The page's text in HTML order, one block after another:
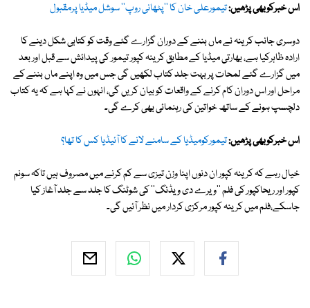
اس خبرکوبھی پڑھیں:تیمورعلی خان کا ''پٹھانی روپ'' سوشل میڈیا پرمقبول
دوسری جانب کرینہ نے ماں بننے کے دوران گزارے گئے وقت کو کتابی شکل دینے کا
ارادہ ظاہرکیا ہے، بھارتی میڈیا کے مطابق کرینہ کپور تیمور کی پیدائش سے قبل اور بعد
میں گزارے گئے لمحات پر بہت جلد کتاب لکھیں گی جس میں وہ اپنے ماں بننے کے
مراحل اور اس دوران کام کرنے کے واقعات کو بیان کریں گی، انہوں نے کہا ہے کہ یہ کتاب
دلچسپ ہونے کے ساتھ خواتین کی رہنمائی بھی کرے گی۔
اس خبرکوبھی پڑھیں:تیمورکومیڈیا کے سامنے لانے کا آئیڈیا کس کا تھا؟
خیال رہے کہ کرینہ کپور ان دنوں اپنا وزن تیزی سے کم کرنے میں مصروف ہیں تاکہ سونم
کپور اور ریحاکپور کی فلم ''ویرے دی ویڈنگ'' کی شوٹنگ کا جلد سے جلد آغاز کیا
جاسکے،فلم میں کرینہ کپور مرکزی کردار میں نظر آئیں گی۔